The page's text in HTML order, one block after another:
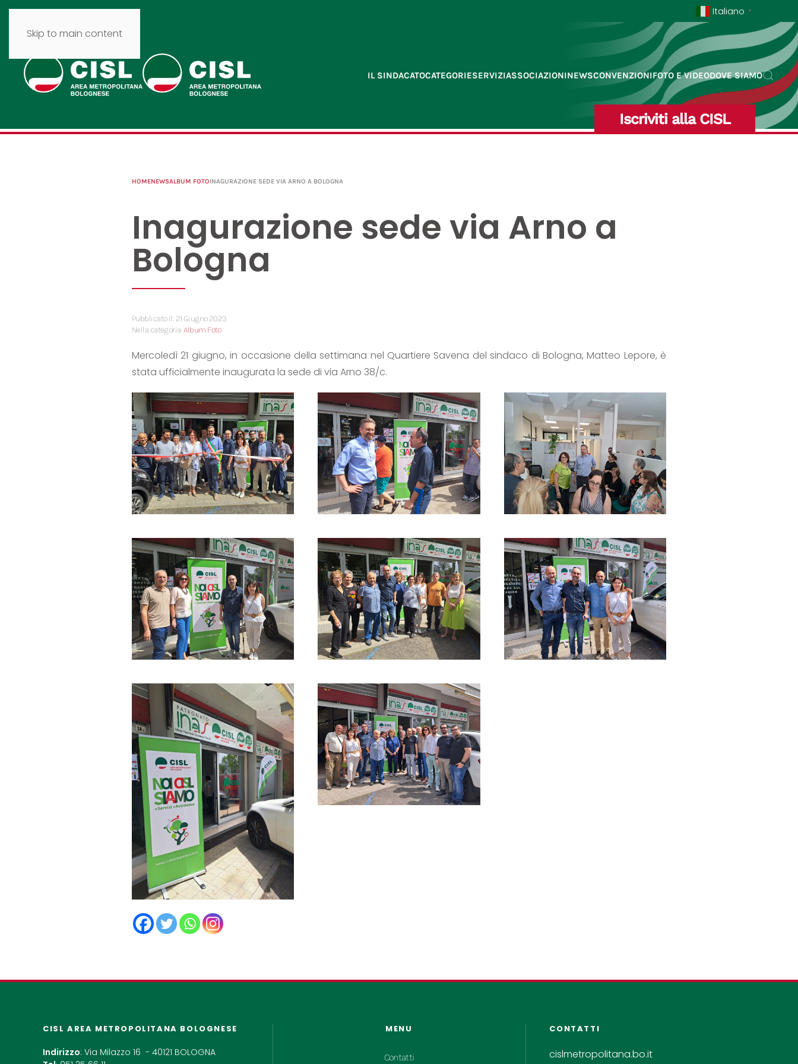
Skip to main content
Italiano ▼
IL SINDACATOCATEGORIESERVIZIASSOCIAZIONINEWSCONVENZIONIFOTO E VIDEODOVE SIAMO
Iscriviti alla CISL
HOMENEWSALBUM FOTOINAGURAZIONE SEDE VIA ARNO A BOLOGNA
Inagurazione sede via Arno a
Bologna
Pubblicato il: 21 Giugno 2023
Nella categoria:Album Foto
Mercoledì 21 giugno, in occasione della settimana nel Quartiere Savena del sindaco di Bologna, Matteo Lepore, è
stata ufficialmente inaugurata la sede di via Arno 38/c.
CISL AREA METROPOLITANA BOLOGNESE
Indirizzo: Via Milazzo 16 - 40121 BOLOGNA
MENU
Contatti
CONTATTI
cislmetropolitana.bo.it